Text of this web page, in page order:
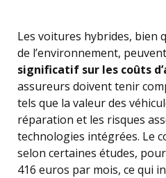
Les voitures hybrides, bien
de l’environnement,
significatif sur les coûts
assureurs doivent tenir
tels que la valeur des
réparation et les risques
technologies intégrées. Le
selon certaines études,
416 euros par mois, ce qui